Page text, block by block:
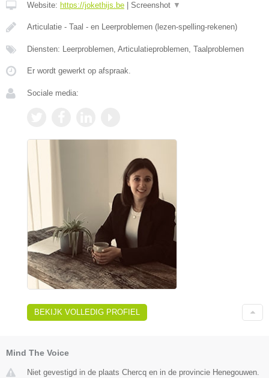
Website: https://jokethijs.be Screenshot ▼
Articulatie - Taal - en Leerproblemen (lezen-spelling-rekenen)
Diensten: Leerproblemen, Articulatieproblemen, Taalproblemen
Er wordt gewerkt op afspraak.
Sociale media:
BEKIJK VOLLEDIG PROFIEL
Mind The Voice
Niet gevestigd in de plaats Chercq en in de provincie Henegouwen.